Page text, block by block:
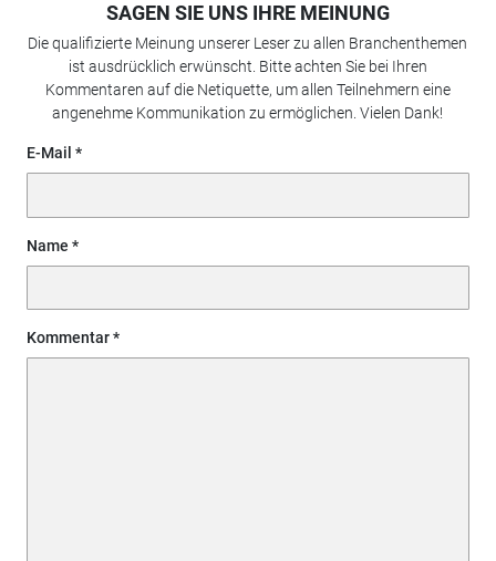
SAGEN SIE UNS IHRE MEINUNG
Die qualifizierte Meinung unserer Leser zu allen Branchenthemen
ist ausdrücklich erwünscht. Bitte achten Sie bei Ihren
Kommentaren auf die Netiquette, um allen Teilnehmern eine
angenehme Kommunikation zu ermöglichen. Vielen Dank!
E-Mail
Name
Kommentar